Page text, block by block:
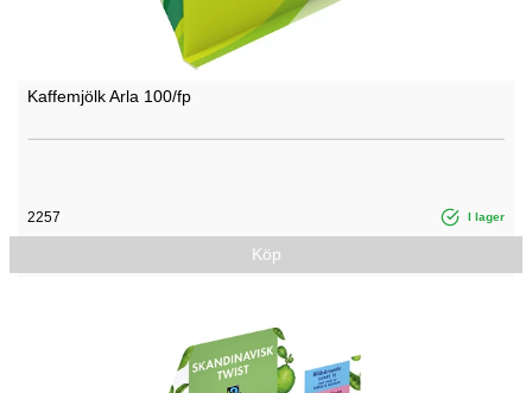
Kaffemjölk Arla 100/fp
2257 I lager
Köp